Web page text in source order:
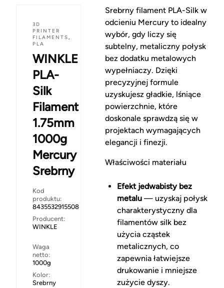
3D
PRINTER
FILAMENTS,
PLA
WINKLE
PLA-
Silk
Filament
1.75mm
1000g
Mercury
Srebrny
Kod
produktu:
8435532915508
Producent:
WINKLE
Waga
netto:
1000g
Kolor:
Srebrny
Srebrny filament PLA-Silk w
odcieniu Mercury to idealny
wybór, gdy liczy się
subtelny, metaliczny połysk
bez dodatku metalowych
wypełniaczy. Dzięki
precyzyjnej formule
uzyskujesz gładkie, lśniące
powierzchnie, które
doskonale sprawdzą się w
projektach wymagających
elegancji i finezji.
Właściwości materiału
Efekt jedwabisty bez
metalu— uzyskaj połysk
charakterystyczny dla
filamentów silk bez
użycia cząstek
metalicznych, co
zapewnia łatwiejsze
drukowanie i mniejsze
zużycie dyszy.